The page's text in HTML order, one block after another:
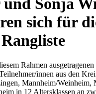
Sonja
sich für
Rahmen
innen aus den
Mannheim/Weinheim,
in 12 Altersklassen an